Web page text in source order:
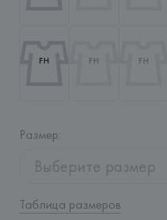
Размер:
Выберите размер
Таблица размеров